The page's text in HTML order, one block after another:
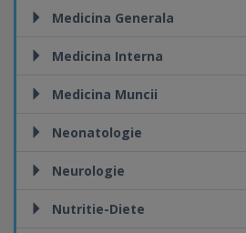
Medicina Generala
Medicina Interna
Medicina Muncii
Neonatologie
Neurologie
Nutritie-Diete